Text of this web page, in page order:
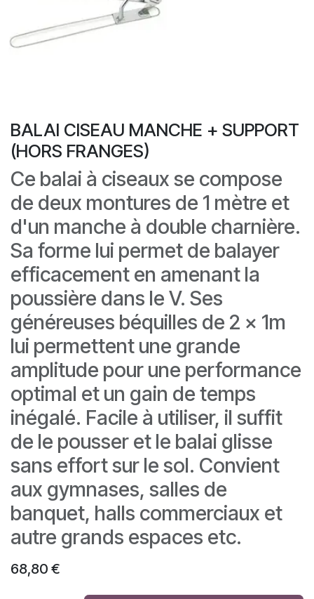
BALAI CISEAU MANCHE + SUPPORT
(HORS FRANGES)
Ce balai à ciseaux se compose
de deux montures de 1 mètre et
d'un manche à double charnière.
Sa forme lui permet de balayer
efficacement en amenant la
poussière dans le V. Ses
généreuses béquilles de 2 x 1m
lui permettent une grande
amplitude pour une performance
optimal et un gain de temps
inégalé. Facile à utiliser, il suffit
de le pousser et le balai glisse
sans effort sur le sol. Convient
aux gymnases, salles de
banquet, halls commerciaux et
autre grands espaces etc.
68,80 €